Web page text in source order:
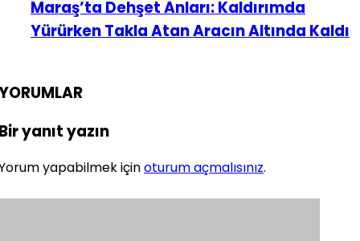
Maraş’ta Dehşet Anları: Kaldırımda
Yürürken Takla Atan Aracın Altında Kaldı
yanıt yazın
yapabilmek içinoturum açmalısınız.